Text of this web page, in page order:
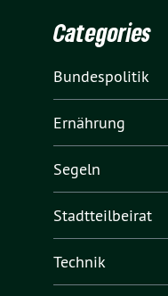
Categories
Bundespolitik
Ernährung
Segeln
Stadtteilbeirat
Technik